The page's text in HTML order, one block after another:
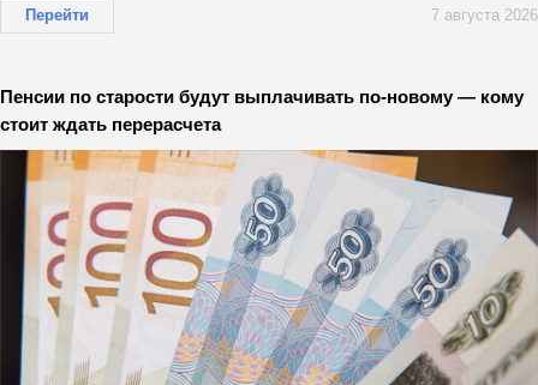
Перейти 7 августа 2026
Пенсии по старости будут выплачивать по-новому — кому
стоит ждать перерасчета